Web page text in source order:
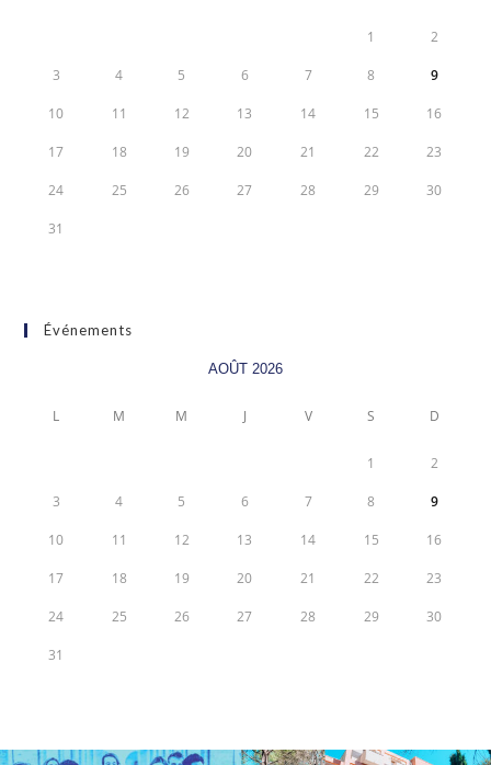
1 2
3 4 5 6 7 8 9
10 11 12 13 14 15 16
17 18 19 20 21 22 23
24 25 26 27 28 29 30
31
Événements
AOÛT 2026
L M M J V S D
1 2
3 4 5 6 7 8 9
10 11 12 13 14 15 16
17 18 19 20 21 22 23
24 25 26 27 28 29 30
31